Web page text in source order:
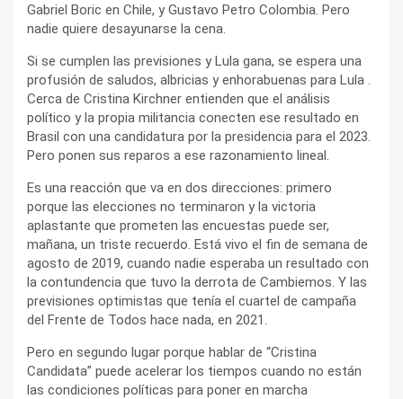
Gabriel Boric en Chile, y Gustavo Petro Colombia. Pero
nadie quiere desayunarse la cena.
Si se cumplen las previsiones y Lula gana, se espera una
profusión de saludos, albricias y enhorabuenas para Lula .
Cerca de Cristina Kirchner entienden que el análisis
político y la propia militancia conecten ese resultado en
Brasil con una candidatura por la presidencia para el 2023.
Pero ponen sus reparos a ese razonamiento lineal.
Es una reacción que va en dos direcciones: primero
porque las elecciones no terminaron y la victoria
aplastante que prometen las encuestas puede ser,
mañana, un triste recuerdo. Está vivo el fin de semana de
agosto de 2019, cuando nadie esperaba un resultado con
la contundencia que tuvo la derrota de Cambiemos. Y las
previsiones optimistas que tenía el cuartel de campaña
del Frente de Todos hace nada, en 2021.
Pero en segundo lugar porque hablar de “Cristina
Candidata” puede acelerar los tiempos cuando no están
las condiciones políticas para poner en marcha